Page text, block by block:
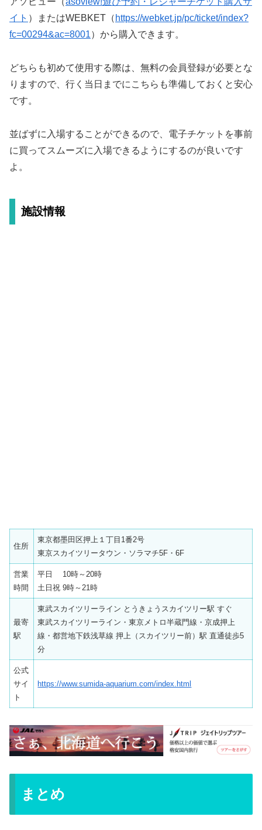
イト ）またはWEBKET（ https://webket.jp/pc/ticket/index?
fc=00294&ac=8001）から購入できます。
どちらも初めて使用する際は、無料の会員登録が必要とな
りますので、行く当日までにこちらも準備しておくと安心
です。
並ばずに入場することができるので、電子チケットを事前
に買ってスムーズに入場できるようにするのが良いです
よ。
施設情報
住所
東京都墨田区押上１丁目1番2号
東京スカイツリータウン・ソラマチ5F・6F
営業
時間
平日 10時～20時
土日祝 9時～21時
最寄
駅
東武スカイツリーライン とうきょうスカイツリー駅 すぐ
東武スカイツリーライン・東京メトロ半蔵門線・京成押上
線・都営地下鉄浅草線 押上（スカイツリー前）駅 直通徒歩5
分
公式
サイ
ト
https://www.sumida-aquarium.com/index.html
まとめ